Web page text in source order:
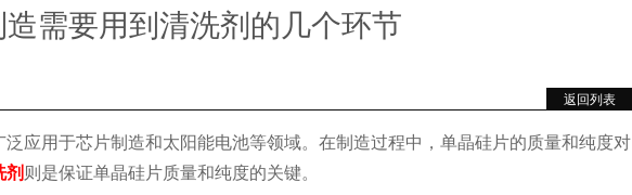
需要用到清洗剂的几个环节
返回列表
应用于芯片制造和太阳能电池等领域。在制造过程中，单晶硅片的质量和纯度对
剂则是保证单晶硅片质量和纯度的关键。